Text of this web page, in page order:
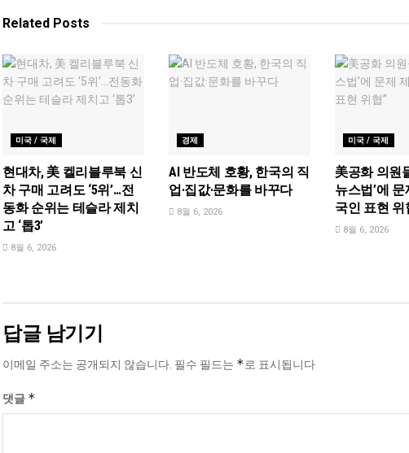
Related Posts
미국 / 국제
현대차, 美 켈리블루북 신
차 구매 고려도 ‘5위’…전
동화 순위는 테슬라 제치
고 ‘톱3’
8월 6, 2026
경제
AI 반도체 호황, 한국의 직
업·집값·문화를 바꾸다
8월 6, 2026
미국 / 국제
美공화 의원
뉴스법’에 문
국인 표현 위
8월 6, 2026
답글 남기기
이메일 주소는 공개되지 않습니다. 필수 필드는 *로 표시됩니다
댓글 *